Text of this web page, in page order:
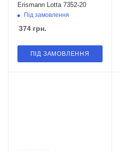
Erismann Lotta 7352-20
Під замовлення
374 грн.
ПІД ЗАМОВЛЕННЯ